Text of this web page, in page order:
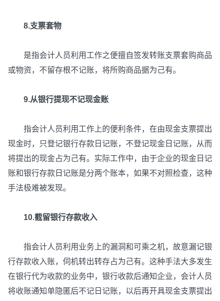
8.支票套物
是指会计人员利用工作之便擅自签发转账支票套购商品
或物资，不留存根不记账，将所购商品据为己有。
9.从银行提现不记现金账
指会计人员利用工作上的便利条件，在由现金支票提出
现金时，只登记银行存款日记账，不登记现金日记账，从而
将提出的现金占为己有。实际工作中，由于企业的现金日记
账和银行存款日记账是分两个账本，如果不对照检查，这种
手法极难被发现。
10.截留银行存款收入
指会计人员利用业务上的漏洞和可乘之机，故意漏记银
行存款收入账，伺机转出转存占为己有。这种手法大多发生
在银行代为收款的业务中，银行收款后通知企业，会计人员
将收账通知单隐匿后不记日记账，以后再开具现金支票提出